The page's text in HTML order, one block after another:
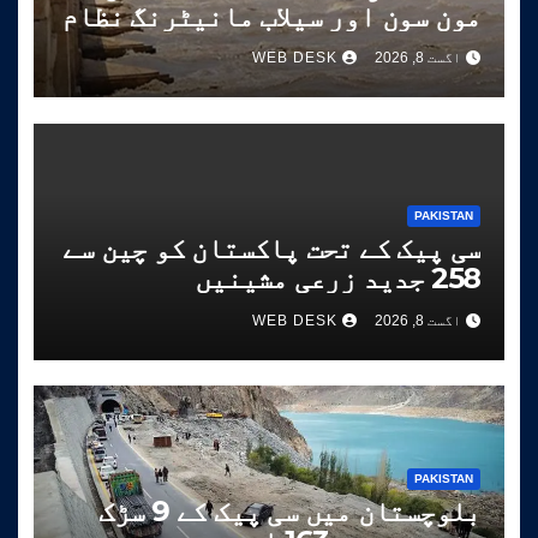
مون سون اور سیلاب مانیٹرنگ نظام
شروع کر دیا
اگست 8, 2026 WEB DESK
PAKISTAN
سی پیک کے تحت پاکستان کو چین سے
258 جدید زرعی مشینیں
موصول،مقصد زراعت کو جدید خطوط
پر فروغ دینا ہے
اگست 8, 2026 WEB DESK
PAKISTAN
بلوچستان میں سی پیک کے 9 سڑک